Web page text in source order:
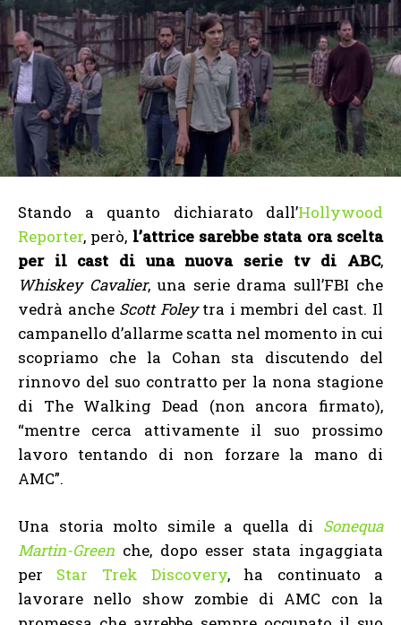
Stando a quanto dichiarato dall’Hollywood
Reporter, però, l’attrice sarebbe stata ora scelta
per il cast di una nuova serie tv di ABC,
Whiskey Cavalier, una serie drama sull’FBI che
vedrà anche Scott Foleytra i membri del cast. Il
campanello d’allarme scatta nel momento in cui
scopriamo che la Cohan sta discutendo del
rinnovo del suo contratto per la nona stagione
di The Walking Dead (non ancora firmato),
“mentre cerca attivamente il suo prossimo
lavoro tentando di non forzare la mano di
AMC”.
Una storia molto simile a quella di Sonequa
Martin-Green che, dopo esser stata ingaggiata
per Star Trek Discovery, ha continuato a
lavorare nello show zombie di AMC con la